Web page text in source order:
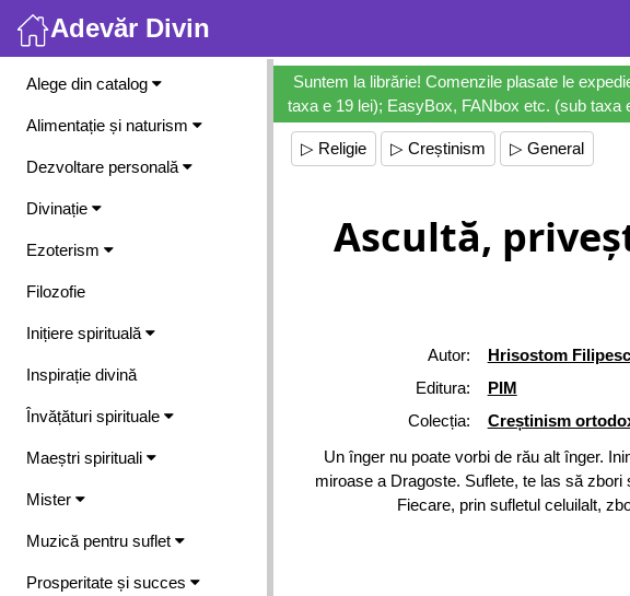
Adevăr Divin
Meniu
Alege din catalog
Alimentație și naturism
Dezvoltare personală
Divinație
Ezoterism
Filozofie
Inițiere spirituală
Inspirație divină
Învățături spirituale
Maeștri spirituali
Mister
Muzică pentru suflet
Prosperitate și succes
Suntem la librărie! Comenzile plasate le
taxa e 19 lei); EasyBox, FANbox etc. (sub
▷ Religie ▷ Creștinism ▷ General
Ascultă,
Autor:
Hrisostom
Editura:
PIM
Colecția:
Creștinism
Un înger nu poate vorbi de rău alt înger.
miroase a Dragoste. Suflete, te las să
Fiecare, prin sufletul celuilalt,